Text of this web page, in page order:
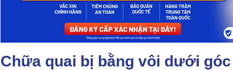
Chữa quai bị bằng vôi dưới